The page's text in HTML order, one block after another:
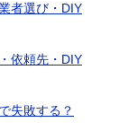
者選び・DIY
依頼先・DIY
失敗する？